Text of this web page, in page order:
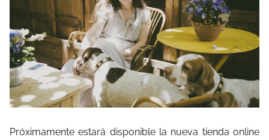
Próximamente estará disponible la nueva tienda online